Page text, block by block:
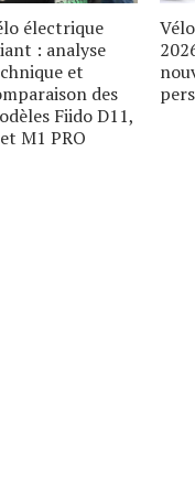
électrique
: analyse
et
des
Fiido D11,
M1 PRO